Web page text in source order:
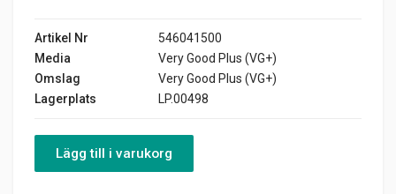
Artikel Nr
546041500
Media
Very Good Plus (VG+)
Omslag
Very Good Plus (VG+)
Lagerplats
LP.00498
Lägg till i varukorg